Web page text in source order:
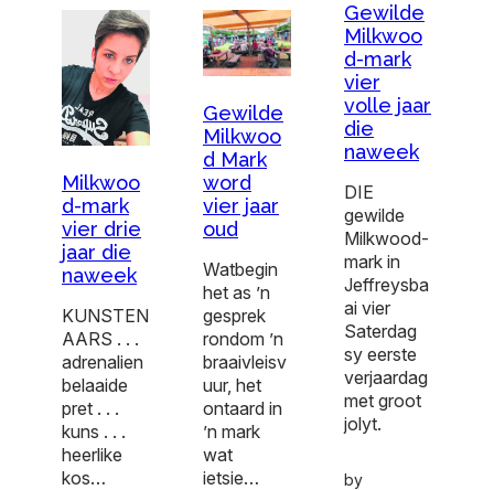
Milkwoo
d-mark
vier drie
jaar die
naweek
KUNSTEN
AARS . . .
adrenalien
belaaide
pret . . .
kuns . . .
heerlike
kos…
Gewilde
Milkwoo
d Mark
word
vier jaar
oud
Watbegin
het as ’n
gesprek
rondom ’n
braaivleisv
uur, het
ontaard in
’n mark
wat
ietsie…
Gewilde
Milkwoo
d-mark
vier
volle jaar
die
naweek
DIE
gewilde
Milkwood-
mark in
Jeffreysba
ai vier
Saterdag
sy eerste
verjaardag
met groot
jolyt.
by